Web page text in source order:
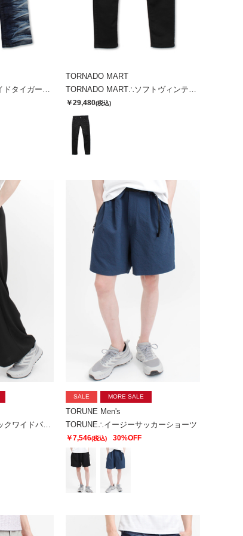
TORNADO MART
￥29,480(税込)
SALE MORE SALE
TORUNE Men's
TORUNE∴イージーサッカーショーツ
￥7,546(税込) 30%OFF